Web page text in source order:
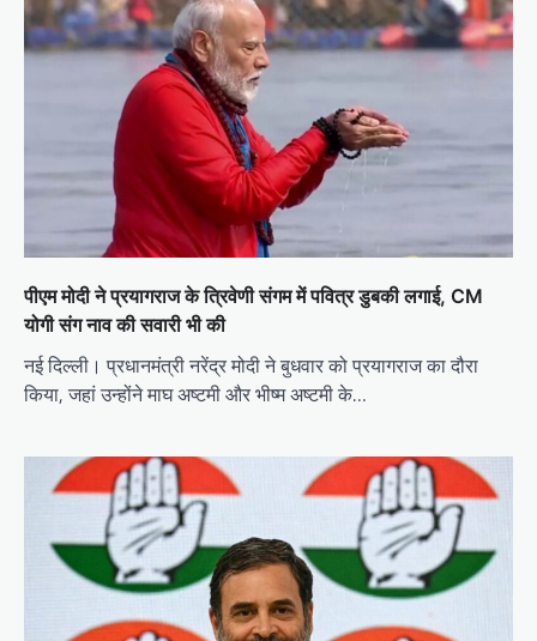
पीएम मोदी ने प्रयागराज के त्रिवेणी संगम में पवित्र डुबकी लगाई, CM
योगी संग नाव की सवारी भी की
नई दिल्ली। प्रधानमंत्री नरेंद्र मोदी ने बुधवार को प्रयागराज का दौरा
किया, जहां उन्होंने माघ अष्टमी और भीष्म अष्टमी के…